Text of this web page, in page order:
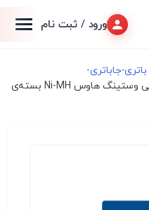
ورود / ثبت نام
باتری-جاباتری-
/ باتری شارژی نیم قلمی وستینگ هاوس Ni-MH بسته‌ی